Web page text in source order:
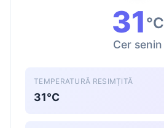
31 °C
Cer senin
TEMPERATURĂ RESIMȚITĂ
31°C